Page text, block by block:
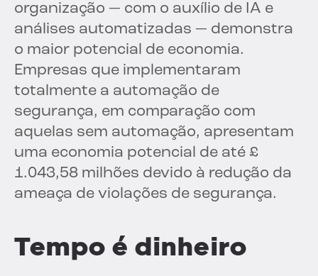
organização — com o auxílio de IA e
análises automatizadas — demonstra
o maior potencial de economia.
Empresas que implementaram
totalmente a automação de
segurança, em comparação com
aquelas sem automação, apresentam
uma economia potencial de até £
1.043,58 milhões devido à redução da
ameaça de violações de segurança.
Tempo é dinheiro